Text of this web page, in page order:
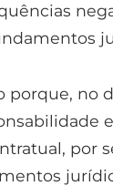
porque, no
por